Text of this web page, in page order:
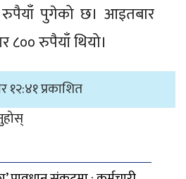
पुगेको छ। आइतबार
८०० रुपैयाँ थियो।
१२:४१ प्रकाशित